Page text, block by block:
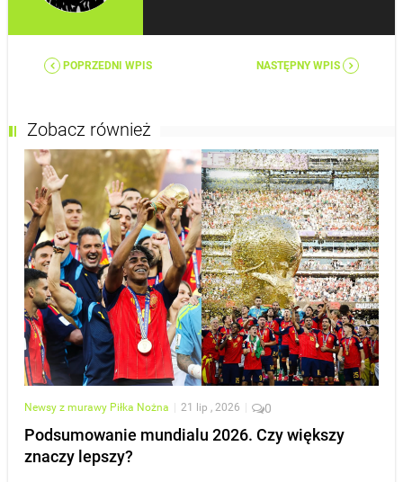
POPRZEDNI WPIS NASTĘPNY WPIS
Zobacz również
Newsy z murawy Piłka Nożna | 21 lip , 2026 | 0
Podsumowanie mundialu 2026. Czy większy
znaczy lepszy?